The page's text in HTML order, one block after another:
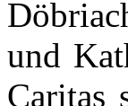
und
Caritas